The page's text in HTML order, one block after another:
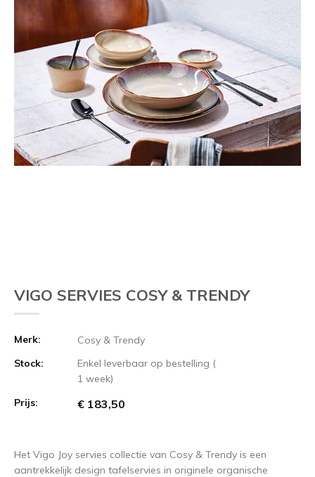
VIGO SERVIES COSY & TRENDY
Merk:
Cosy & Trendy
Stock:
Enkel leverbaar op bestelling (
1 week)
Prijs:
€ 183,50
Het Vigo Joy servies collectie van Cosy & Trendy is een
aantrekkelijk design tafelservies in originele organische